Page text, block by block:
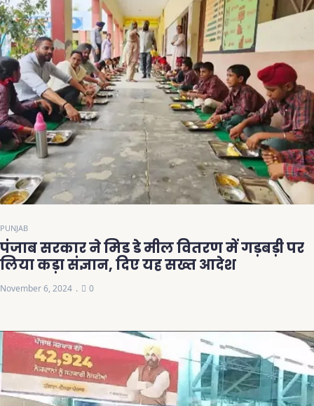
PUNJAB
पंजाब सरकार ने मिड डे मील वितरण में गड़बड़ी पर
लिया कड़ा संज्ञान, दिए यह सख्त आदेश
November 6, 2024 0